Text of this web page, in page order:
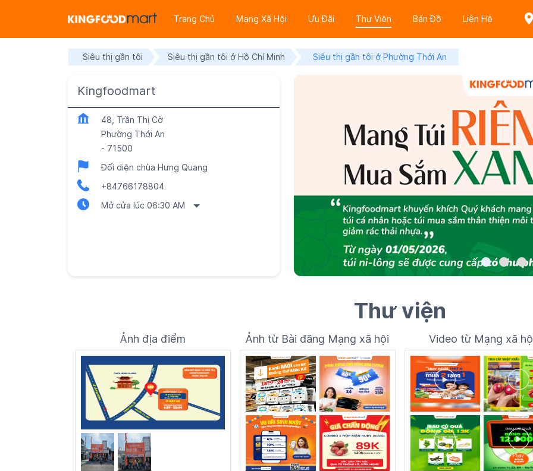
Trang Chủ Mạng Xã Hội Ưu Đãi Thư Viện Bản Đồ Liên Hệ
Siêu thị gần tôi Siêu thị gần tôi ở Hồ Chí Minh Siêu thị gần tôi ở Phường Thới An
Kingfoodmart
48, Trần Thị Cờ
Phường Thới An
- 71500
Đối diện chùa Hưng Quang
+84766178804
Mở cửa lúc 06:30 AM
Thư viện
Ảnh địa điểm Ảnh từ Bài đăng Mạng xã hội Video từ Mạng xã